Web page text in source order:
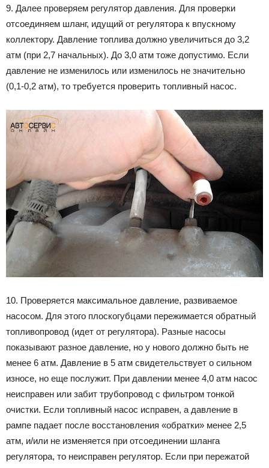
9. Далее проверяем регулятор давления. Для проверки
отсоединяем шланг, идущий от регулятора к впускному
коллектору. Давление топлива должно увеличиться до 3,2
атм (при 2,7 начальных). До 3,0 атм тоже допустимо. Если
давление не изменилось или изменилось не значительно
(0,1-0,2 атм), то требуется проверить топливный насос.
10. Проверяется максимальное давление, развиваемое
насосом. Для этого плоскогубцами пережимается обратный
топливопровод (идет от регулятора). Разные насосы
показывают разное давление, но у нового должно быть не
менее 6 атм. Давление в 5 атм свидетельствует о сильном
износе, но еще послужит. При давлении менее 4,0 атм насос
неисправен или забит трубопровод с фильтром тонкой
очистки. Если топливный насос исправен, а давление в
рампе падает после восстановления «обратки» менее 2,5
атм, и/или не изменяется при отсоединении шланга
регулятора, то неисправен регулятор. Если при пережатой